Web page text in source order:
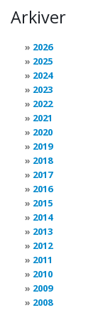
Arkiver
2026
2025
2024
2023
2022
2021
2020
2019
2018
2017
2016
2015
2014
2013
2012
2011
2010
2009
2008